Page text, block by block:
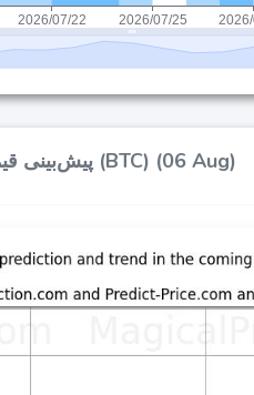
پیش‌بینی قیمت‌های بالا و پایین توسط هوش مصنوعی برای بیت کوین (BTC) (06 Aug)